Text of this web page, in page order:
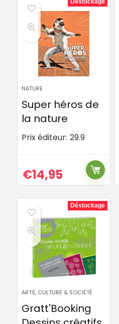
Déstockage
NATURE
Super héros de
la nature
Prix éditeur: 29.9
€14,95
Déstockage
ARTS, CULTURE & SOCIÉTÉ
Gratt'Booking